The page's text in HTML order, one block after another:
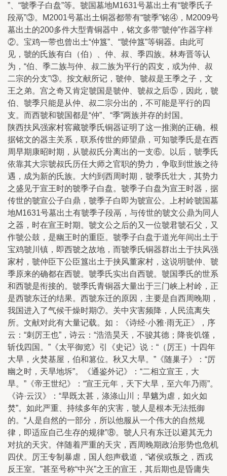
”、“虢季子白盘”等。虢国墓地M1631号墓出土有“虢季氏子
段鬲”③。M2001号墓出土铜器都带有“虢季”铭④，M2009号
墓出土的200多件大型青铜器中，铭文多带“虢仲”作器字样
②。宝鸡一带也曾出土“仲簋”、“虢仲簋”等铜器。由此可
见，虢的氏族有白（伯）、仲、叔、季四族。林寿晋等认
为，“伯、季二族与仲、叔二族为平行的四支，或为仲、叔
二宗的分支”③。按文献所记，虢仲、虢叔是王季之子，文
王之弟。宫之奇又肯定虢国是虢仲、虢叔之后⑤，因此，虢
伯、虢季只能是从仲、叔二宗分出的，不可能是平行的四
支。而西虢和虢国都是“仲”、“季”两族并存的封国。
陕西扶风强家村窖藏虢季氏铜器证明了这一推测的正确。根
据铭文的器主关系，联系传世的师望鼎，可知虢季氏是在西
周早期康昭时期，从虢叔氏分离出的一支⑥。以后，虢季氏
依靠其大宗虢叔氏历任大师之官职的势力，争取到世族之待
遇，成为新的氏族。大约到西周时期，虢季氏壮大，其势力
之盛见于宣王时的虢季子白盘。虢季子白盘为宣王时器，据
传世的虢宣公子白鼎，虢季子白即为虢宣公。上村岭虢国墓
地M1631号墓出土有虢季子段鬲，与传世的虢文公鼎为同人
之器，时在宣王时期。虢文公之后的又一位虢君虢石父，又
作虢公鼓，是幽王时的重臣。虢季子白盘于道光年间出土于
宝鸡虢川镇，即西虢之故地，而虢季氏铜器群出土于扶风强
家村，虢仲臣下公臣簋出土于挟风董家村，这说明虢仲、虢
季原来的确都在西虢。虢季氏实出自西虢。虢国季氏的世系
和西虢是衔接的。虢季氏青铜器大量出于三门峡上村岭，正
是西虢东迁的结果。西虢东迁的原因，主要是自西周晚期，
我国进入了气候干燥时期⑦。关中灾害频降，人民流离失
所。文献对此有大量记载。如：《诗经·小雅·雨无正》，序
云：“刺厉王也”，诗云：“浩浩昊天，不骏其德；降丧饥馑，
斩伐四国。”《太平御览》引《史记》说：“（厉王）十四年
大旱，火焚基屋，伯和篡位。秋又大旱。”《随巢子》：“厉
幽之时，天旱地坼”。《通鉴外记》：“二相立宣王，大
旱。”《帝王世纪》：“宣王元年，天下大旱，至六年乃雨”。
《诗·云汉》：“旱既太甚，涤涤山川；旱魑为虐，如火如
焚”。如此严重、持续多年的灾害，虢人是根本无法抵御
的。“人是自然的一部分，所以他服从一个伟大的自然规
律，即适应自己生存的规律”⑧。虢人只有东迁以避其无力
对抗的天灾。伴随着严重的天灾，西周晚期政治形势也危机
四伏。厉王专制暴虐，国人怨声载道，“诸侯或叛之，西戎
反王室。”甚至号称“中兴”之王的宣王，其后期也是昏庸失